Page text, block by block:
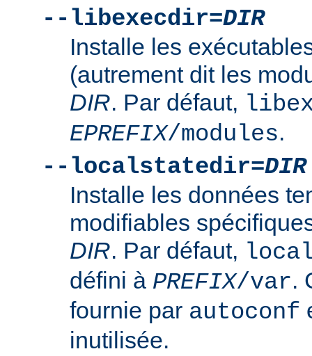
--libexecdir=DIR
Installe les
(autrement dit les
DIR. Par défaut,
EPREFIX/modules.
--localstatedir=DIR
Installe les données
modifiables
DIR. Par défaut,
défini à PREFIX/var.
fournie par autoconf
inutilisée.